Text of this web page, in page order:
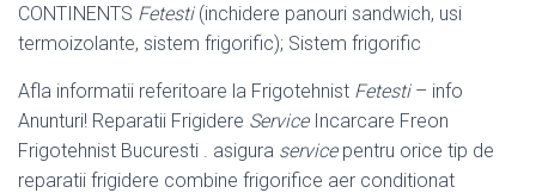
CONTINENTS Fetesti(inchidere panouri sandwich, usi
termoizolante, sistem frigorific); Sistem frigorific
Afla informatii referitoare la Frigotehnist Fetesti– info
Anunturi! Reparatii Frigidere ServiceIncarcare Freon
Frigotehnist Bucuresti . asigura servicepentru orice tip de
reparatii frigidere combine frigorifice aer conditionat